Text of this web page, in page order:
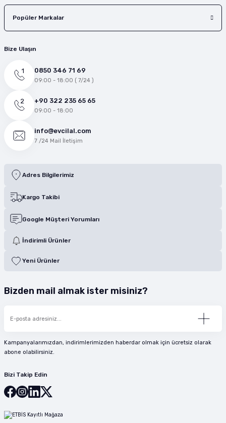
Popüler Markalar
Bize Ulaşın
0850 346 71 69
09:00 - 18:00 ( 7/24 )
+90 322 235 65 65
09:00 - 18:00
info@evcilal.com
7 /24 Mail İletişim
Adres Bilgilerimiz
Kargo Takibi
Google Müşteri Yorumları
İndirimli Ürünler
Yeni Ürünler
Bizden mail almak ister misiniz?
Kampanyalarımızdan, indirimlerimizden haberdar olmak için ücretsiz olarak
abone olabilirsiniz.
Bizi Takip Edin